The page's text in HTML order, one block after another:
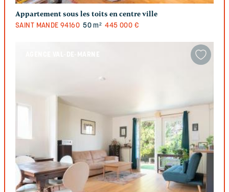
Appartement sous les toits en centre ville
SAINT MANDE 94160 50 m² 445 000 €